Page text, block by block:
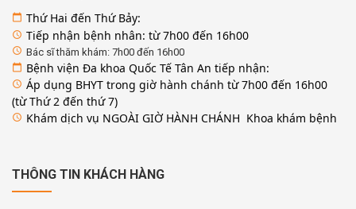
calendar_today Thứ Hai đến Thứ Bảy:
access_time Tiếp nhận bệnh nhân: từ 7h00 đến 16h00
access_time Bác sĩ thăm khám: 7h00 đến 16h00
calendar_today Bệnh viện Đa khoa Quốc Tế Tân An tiếp nhận:
access_time Áp dụng BHYT trong giờ hành chánh từ 7h00 đến 16h00
(từ Thứ 2 đến thứ 7)
access_time Khám dịch vụ NGOÀI GIỜ HÀNH CHÁNH Khoa khám bệnh
THÔNG TIN KHÁCH HÀNG